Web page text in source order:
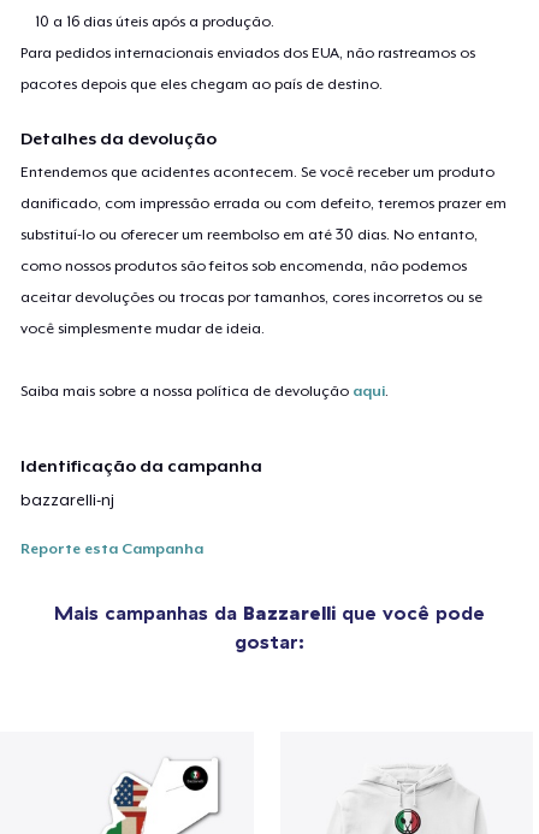
10 a 16 dias úteis após a produção.
Para pedidos internacionais enviados dos EUA, não rastreamos os
pacotes depois que eles chegam ao país de destino.
Detalhes da devolução
Entendemos que acidentes acontecem. Se você receber um produto
danificado, com impressão errada ou com defeito, teremos prazer em
substituí-lo ou oferecer um reembolso em até 30 dias. No entanto,
como nossos produtos são feitos sob encomenda, não podemos
aceitar devoluções ou trocas por tamanhos, cores incorretos ou se
você simplesmente mudar de ideia.
Saiba mais sobre a nossa política de devolução aqui.
Identificação da campanha
bazzarelli-nj
Reporte esta Campanha
Mais campanhas da Bazzarelli que você pode
gostar: